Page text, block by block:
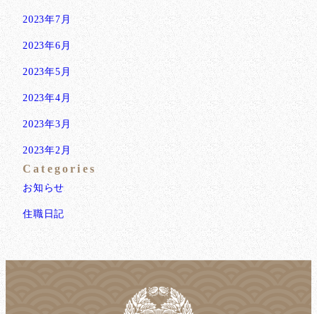
2023年7月
2023年6月
2023年5月
2023年4月
2023年3月
2023年2月
Categories
お知らせ
住職日記